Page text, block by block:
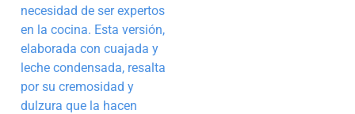
necesidad de ser expertos
en la cocina. Esta versión,
elaborada con cuajada y
leche condensada, resalta
por su cremosidad y
dulzura que la hacen